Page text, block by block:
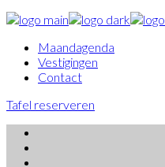
Maandagenda
Vestigingen
Contact
Tafel reserveren